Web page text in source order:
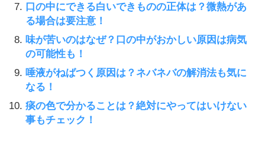
口の中にできる白いできものの正体は？微熱があ
る場合は要注意！
味が苦いのはなぜ？口の中がおかしい原因は病気
の可能性も！
唾液がねばつく原因は？ネバネバの解消法も気に
なる！
痰の色で分かることは？絶対にやってはいけない
事もチェック！